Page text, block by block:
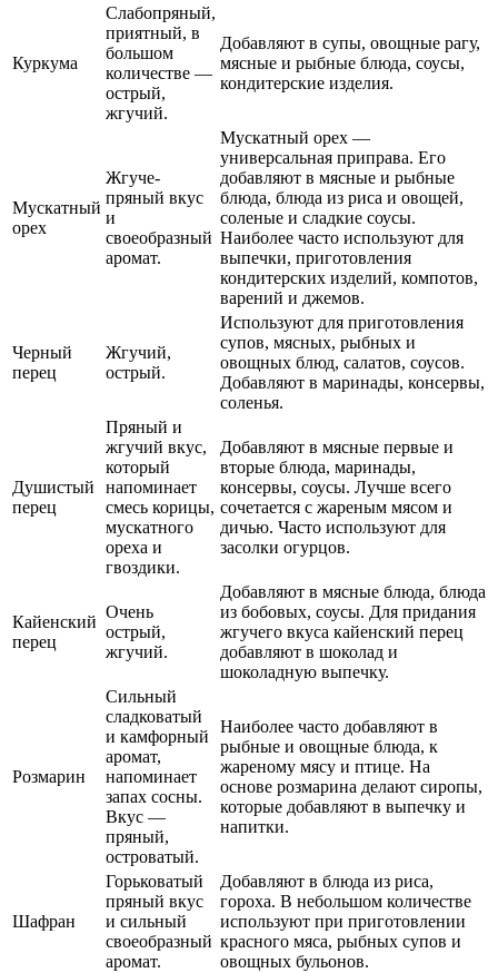
Куркума
Слабопряный,
приятный, в
большом
количестве —
острый,
жгучий.
Добавляют в супы, овощные рагу,
мясные и рыбные блюда, соусы,
кондитерские изделия.
Мускатный
орех
Жгуче-
пряный вкус
и
своеобразный
аромат.
Мускатный орех —
универсальная приправа. Его
добавляют в мясные и рыбные
блюда, блюда из риса и овощей,
соленые и сладкие соусы.
Наиболее часто используют для
выпечки, приготовления
кондитерских изделий, компотов,
варений и джемов.
Черный
перец
Жгучий,
острый.
Используют для приготовления
супов, мясных, рыбных и
овощных блюд, салатов, соусов.
Добавляют в маринады, консервы,
соленья.
Душистый
перец
Пряный и
жгучий вкус,
который
напоминает
смесь корицы,
мускатного
ореха и
гвоздики.
Добавляют в мясные первые и
вторые блюда, маринады,
консервы, соусы. Лучше всего
сочетается с жареным мясом и
дичью. Часто используют для
засолки огурцов.
Кайенский
перец
Очень
острый,
жгучий.
Добавляют в мясные блюда, блюда
из бобовых, соусы. Для придания
жгучего вкуса кайенский перец
добавляют в шоколад и
шоколадную выпечку.
Розмарин
Сильный
сладковатый
и камфорный
аромат,
напоминает
запах сосны.
Вкус —
пряный,
островатый.
Наиболее часто добавляют в
рыбные и овощные блюда, к
жареному мясу и птице. На
основе розмарина делают сиропы,
которые добавляют в выпечку и
напитки.
Шафран
Горьковатый
пряный вкус
и сильный
своеобразный
аромат.
Добавляют в блюда из риса,
гороха. В небольшом количестве
используют при приготовлении
красного мяса, рыбных супов и
овощных бульонов.